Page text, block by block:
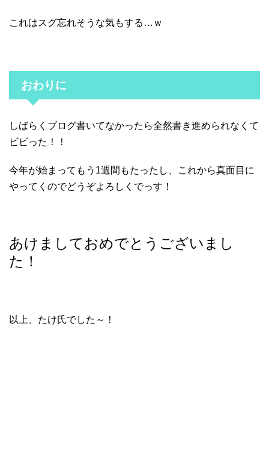
これはスグ忘れそうな気もする…ｗ
おわりに
しばらくブログ書いてなかったら全然書き進められなくて
ビビった！！
今年が始まってもう1週間もたったし、これから真面目に
やってくのでどうぞよろしくでっす！
あけましておめでとうございまし
た！
以上、たけ氏でした～！